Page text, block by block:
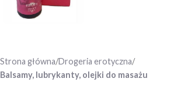
Strona główna Drogeria erotyczna
Balsamy, lubrykanty, olejki do masażu